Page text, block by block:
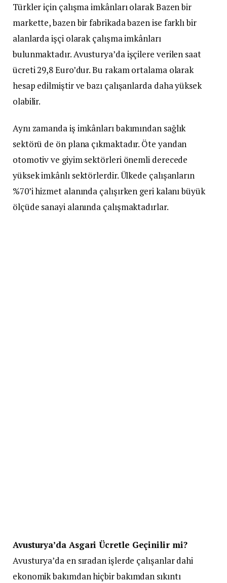
Türkler için çalışma imkânları olarak Bazen bir
markette, bazen bir fabrikada bazen ise farklı bir
alanlarda işçi olarak çalışma imkânları
bulunmaktadır. Avusturya’da işçilere verilen saat
ücreti 29,8 Euro’dur. Bu rakam ortalama olarak
hesap edilmiştir ve bazı çalışanlarda daha yüksek
olabilir.
Aynı zamanda iş imkânları bakımından sağlık
sektörü de ön plana çıkmaktadır. Öte yandan
otomotiv ve giyim sektörleri önemli derecede
yüksek imkânlı sektörlerdir. Ülkede çalışanların
%70’i hizmet alanında çalışırken geri kalanı büyük
ölçüde sanayi alanında çalışmaktadırlar.
Avusturya’da Asgari Ücretle Geçinilir mi?
Avusturya’da en sıradan işlerde çalışanlar dahi
ekonomik bakımdan hiçbir bakımdan sıkıntı